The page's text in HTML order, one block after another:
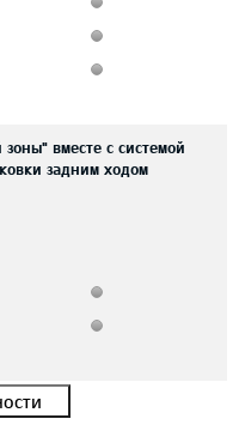
вместе с системой
задним ходом